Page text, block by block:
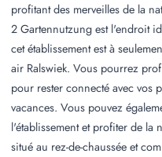
profitant des merveilles de la
2 Gartennutzung est l'endroit
cet établissement est à
air Ralswiek. Vous pourrez
pour rester connecté avec vos
vacances. Vous pouvez
l'établissement et profiter de la
situé au rez-de-chaussée et